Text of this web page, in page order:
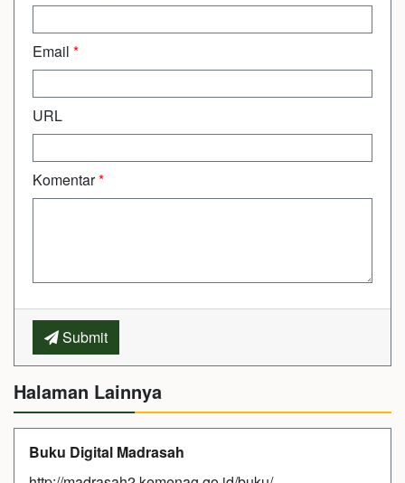
Email *
URL
Komentar*
Submit
Halaman Lainnya
Buku Digital Madrasah